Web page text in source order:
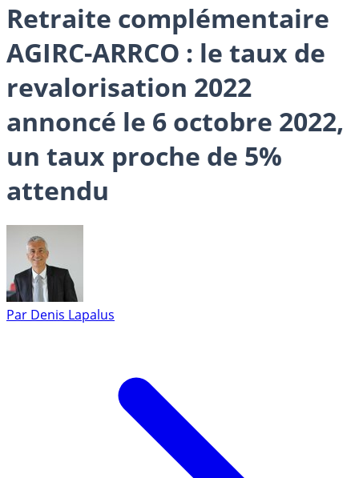
Retraite complémentaire
AGIRC-ARRCO : le taux de
revalorisation 2022
annoncé le 6 octobre 2022,
un taux proche de 5%
attendu
Par Denis Lapalus